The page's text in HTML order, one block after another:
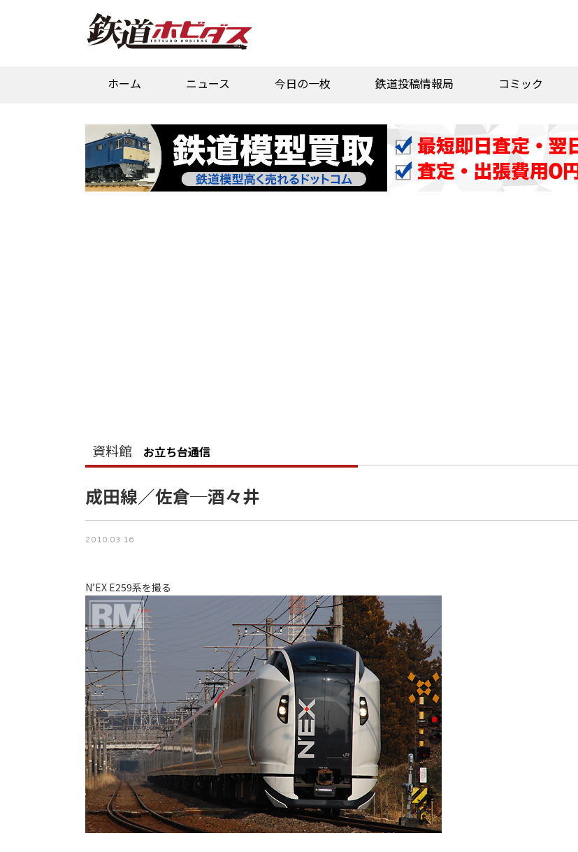
ホーム ニュース 今日の一枚 鉄道投稿情報局 コミック
資料館 お立ち台通信
成田線／佐倉─酒々井
2010.03.16
N’EX E259系を撮る